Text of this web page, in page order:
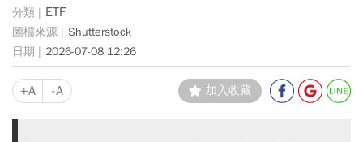
ETF
Shutterstock
2026-07-08 12:26
+A -A 加入收藏